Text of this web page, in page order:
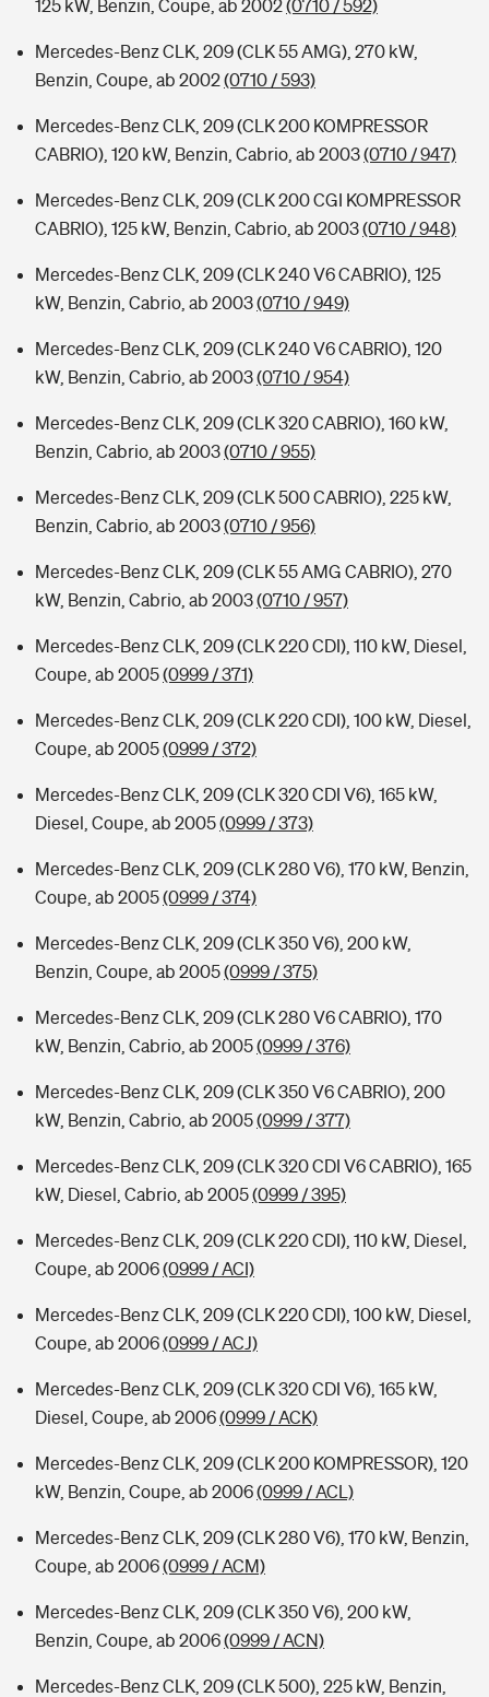
125 kW, Benzin, Coupe, ab 2002(0710 / 592)
Mercedes-Benz CLK, 209 (CLK 55 AMG), 270 kW,
Benzin, Coupe, ab 2002(0710 / 593)
Mercedes-Benz CLK, 209 (CLK 200 KOMPRESSOR
CABRIO), 120 kW, Benzin, Cabrio, ab 2003(0710 / 947)
Mercedes-Benz CLK, 209 (CLK 200 CGI KOMPRESSOR
CABRIO), 125 kW, Benzin, Cabrio, ab 2003(0710 / 948)
Mercedes-Benz CLK, 209 (CLK 240 V6 CABRIO), 125
kW, Benzin, Cabrio, ab 2003(0710 / 949)
Mercedes-Benz CLK, 209 (CLK 240 V6 CABRIO), 120
kW, Benzin, Cabrio, ab 2003(0710 / 954)
Mercedes-Benz CLK, 209 (CLK 320 CABRIO), 160 kW,
Benzin, Cabrio, ab 2003(0710 / 955)
Mercedes-Benz CLK, 209 (CLK 500 CABRIO), 225 kW,
Benzin, Cabrio, ab 2003(0710 / 956)
Mercedes-Benz CLK, 209 (CLK 55 AMG CABRIO), 270
kW, Benzin, Cabrio, ab 2003(0710 / 957)
Mercedes-Benz CLK, 209 (CLK 220 CDI), 110 kW, Diesel,
Coupe, ab 2005(0999 / 371)
Mercedes-Benz CLK, 209 (CLK 220 CDI), 100 kW, Diesel,
Coupe, ab 2005(0999 / 372)
Mercedes-Benz CLK, 209 (CLK 320 CDI V6), 165 kW,
Diesel, Coupe, ab 2005(0999 / 373)
Mercedes-Benz CLK, 209 (CLK 280 V6), 170 kW, Benzin,
Coupe, ab 2005(0999 / 374)
Mercedes-Benz CLK, 209 (CLK 350 V6), 200 kW,
Benzin, Coupe, ab 2005(0999 / 375)
Mercedes-Benz CLK, 209 (CLK 280 V6 CABRIO), 170
kW, Benzin, Cabrio, ab 2005(0999 / 376)
Mercedes-Benz CLK, 209 (CLK 350 V6 CABRIO), 200
kW, Benzin, Cabrio, ab 2005(0999 / 377)
Mercedes-Benz CLK, 209 (CLK 320 CDI V6 CABRIO), 165
kW, Diesel, Cabrio, ab 2005(0999 / 395)
Mercedes-Benz CLK, 209 (CLK 220 CDI), 110 kW, Diesel,
Coupe, ab 2006(0999 / ACI)
Mercedes-Benz CLK, 209 (CLK 220 CDI), 100 kW, Diesel,
Coupe, ab 2006(0999 / ACJ)
Mercedes-Benz CLK, 209 (CLK 320 CDI V6), 165 kW,
Diesel, Coupe, ab 2006(0999 / ACK)
Mercedes-Benz CLK, 209 (CLK 200 KOMPRESSOR), 120
kW, Benzin, Coupe, ab 2006(0999 / ACL)
Mercedes-Benz CLK, 209 (CLK 280 V6), 170 kW, Benzin,
Coupe, ab 2006(0999 / ACM)
Mercedes-Benz CLK, 209 (CLK 350 V6), 200 kW,
Benzin, Coupe, ab 2006(0999 / ACN)
Mercedes-Benz CLK, 209 (CLK 500), 225 kW, Benzin,